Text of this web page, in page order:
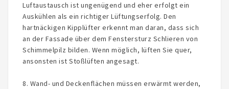
Luftaustausch ist ungenügend und eher erfolgt ein
Auskühlen als ein richtiger Lüftungserfolg. Den
hartnäckigen Kipplüfter erkennt man daran, dass sich
an der Fassade über dem Fenstersturz Schlieren von
Schimmelpilz bilden. Wenn möglich, lüften Sie quer,
ansonsten ist Stoßlüften angesagt.
8. Wand- und Deckenflächen müssen erwärmt werden,